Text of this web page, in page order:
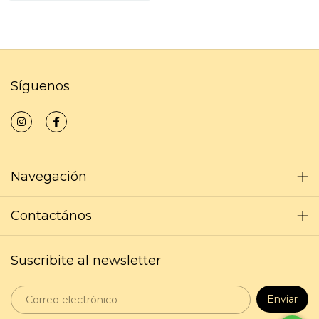
Síguenos
Navegación
Contactános
Suscribite al newsletter